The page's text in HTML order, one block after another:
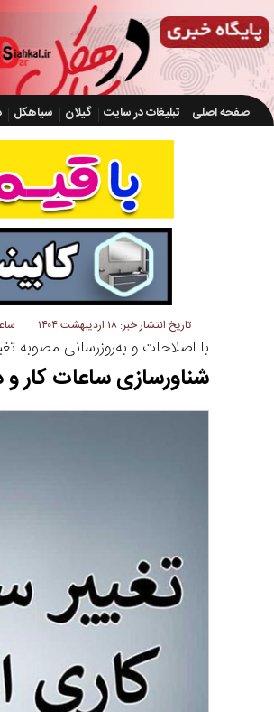
صفحه اصلی تبلیغات در سایت گیلان سیاهکل
تاریخ انتشار خبر: ۱۸ اردیبهشت ۱۴۰۴
با اصلاحات و به‌روزرسانی مصوبه
شناورسازی ساعات کار و